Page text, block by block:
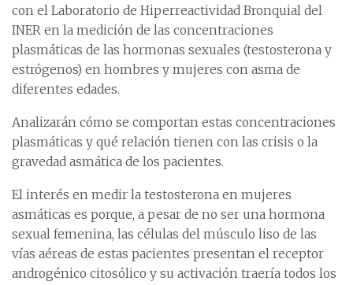
con el Laboratorio de Hiperreactividad Bronquial del
INER en la medición de las concentraciones
plasmáticas de las hormonas sexuales (testosterona y
estrógenos) en hombres y mujeres con asma de
diferentes edades.
Analizarán cómo se comportan estas concentraciones
plasmáticas y qué relación tienen con las crisis o la
gravedad asmática de los pacientes.
El interés en medir la testosterona en mujeres
asmáticas es porque, a pesar de no ser una hormona
sexual femenina, las células del músculo liso de las
vías aéreas de estas pacientes presentan el receptor
androgénico citosólico y su activación traería todos los